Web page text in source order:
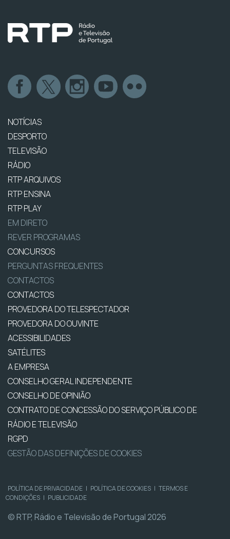
NOTÍCIAS
DESPORTO
TELEVISÃO
RÁDIO
RTP ARQUIVOS
RTP ENSINA
RTP PLAY
EM DIRETO
REVER PROGRAMAS
CONCURSOS
PERGUNTAS FREQUENTES
CONTACTOS
CONTACTOS
PROVEDORA DO TELESPECTADOR
PROVEDORA DO OUVINTE
ACESSIBILIDADES
SATÉLITES
A EMPRESA
CONSELHO GERAL INDEPENDENTE
CONSELHO DE OPINIÃO
CONTRATO DE CONCESSÃO DO SERVIÇO PÚBLICO DE
RÁDIO E TELEVISÃO
RGPD
GESTÃO DAS DEFINIÇÕES DE COOKIES
POLÍTICA DE PRIVACIDADE | POLÍTICA DE COOKIES | TERMOS E
CONDIÇÕES | PUBLICIDADE
© RTP, Rádio e Televisão de Portugal 2026